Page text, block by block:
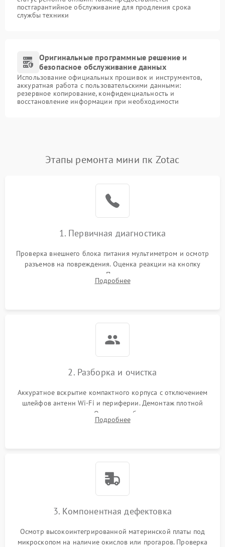
постгарантийное обслуживание для продления срока
службы техники
Оригинальные программные решение и
безопасное обслуживание данных
Использование официальных прошивок и инструментов,
аккуратная работа с пользовательскими данными:
резервное копирование, конфиденциальность и
восстановление информации при необходимости
Этапы ремонта мини пк Zotac
1. Первичная диагностика
Проверка внешнего блока питания мультиметром и осмотр
разъемов на повреждения. Оценка реакции на кнопку
включения и индикацию. Подключение к монитору для
выявления ошибок POST или отсутствия инициализации.
Подробнее
2. Разборка и очистка
Аккуратное вскрытие компактного корпуса с отключением
шлейфов антенн Wi-Fi и периферии. Демонтаж плотной
системы охлаждения. Очистка турбины и радиатора от
спрессованной пыли антистатической кистью и сжатым
Подробнее
3. Компонентная дефектовка
Осмотр высокоинтегрированной материнской платы под
микроскопом на наличие окислов или прогаров. Проверка